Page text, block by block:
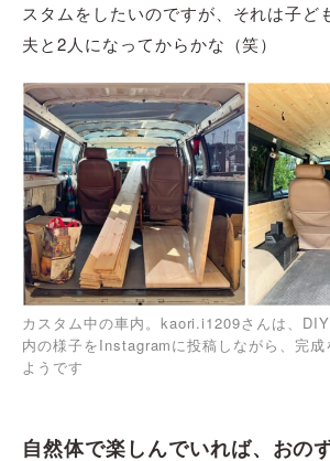
スタムをしたいのですが、それは子ど
夫と2人になってからかな（笑）
カスタム中の車内。kaori.i1209さんは、
内の様子をInstagramに投稿しながら、完成
ようです
自然体で楽しんでいれば、おの